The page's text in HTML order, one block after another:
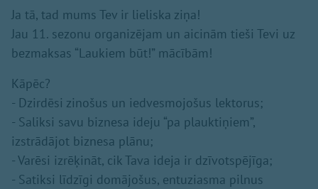
Ja tā, tad mums Tev ir lieliska ziņa!
Jau 11. sezonu organizējam un aicinām tieši Tevi uz
bezmaksas “Laukiem būt!” mācībām!
Kāpēc?
- Dzirdēsi zinošus un iedvesmojošus lektorus;
- Saliksi savu biznesa ideju “pa plauktiņiem”,
izstrādājot biznesa plānu;
- Varēsi izrēķināt, cik Tava ideja ir dzīvotspējīga;
- Satiksi līdzīgi domājošus, entuziasma pilnus